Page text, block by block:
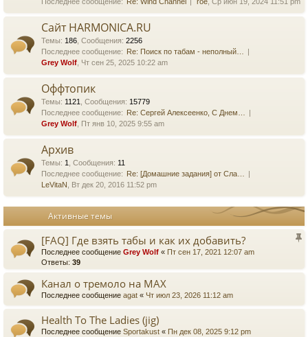
Сайт HARMONICA.RU
Темы: 186 Сообщения: 2256
Последнее сообщение: Re: Поиск по табам - неполный…
Grey Wolf , Чт сен 25, 2025 10:22 am
Оффтопик
Темы: 1121 Сообщения: 15779
Последнее сообщение: Re: Сергей Алексеенко, С Днем…
Grey Wolf , Пт янв 10, 2025 9:55 am
Архив
Темы: 1 Сообщения: 11
Последнее сообщение: Re: [Домашние задания] от Сла…
LeVitaN , Вт дек 20, 2016 11:52 pm
Активные темы
[FAQ] Где взять табы и как их добавить?
Последнее сообщение Grey Wolf « Пт сен 17, 2021 12:07 am
Ответы: 39
Канал о тремоло на MAX
Последнее сообщение agat « Чт июл 23, 2026 11:12 am
Health To The Ladies (jig)
Последнее сообщение Sportakust « Пн дек 08, 2025 9:12 pm